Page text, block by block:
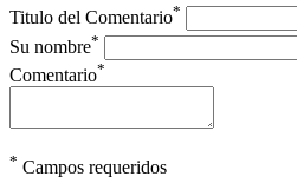
Titulo del Comentario*
Su nombre*
Comentario*
* Campos requeridos